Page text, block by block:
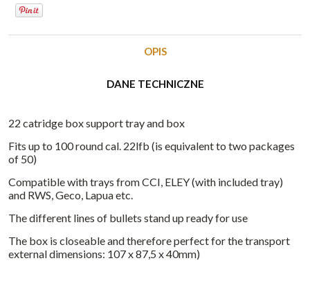
OPIS
DANE TECHNICZNE
22 catridge box support tray and box
Fits up to 100 round cal. 22lfb (is equivalent to two packages
of 50)
Compatible with trays from CCI, ELEY (with included tray)
and RWS, Geco, Lapua etc.
The different lines of bullets stand up ready for use
The box is closeable and therefore perfect for the transport
external dimensions: 107 x 87,5 x 40mm)